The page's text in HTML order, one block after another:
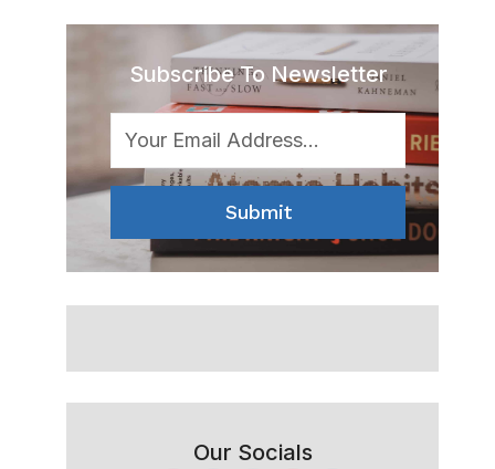
Subscribe To Newsletter
Submit
Our Socials